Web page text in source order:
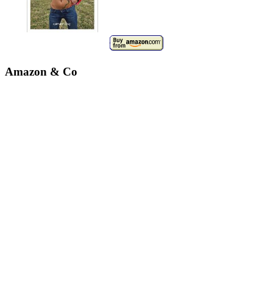
Amazon & Co